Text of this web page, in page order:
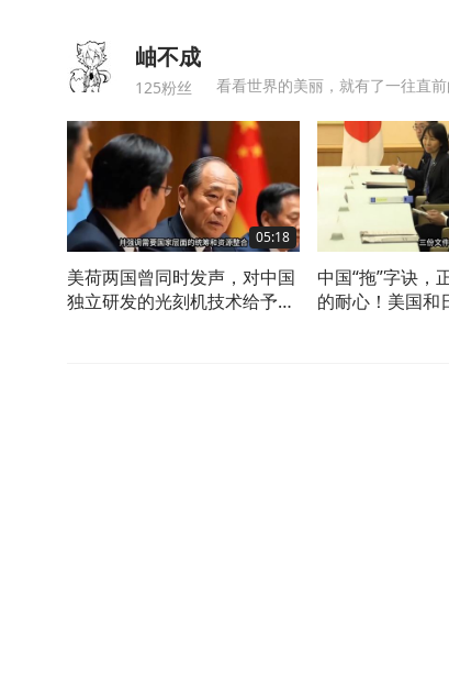
岫不成
125粉丝 看看世界的美丽，就有了一往直
05:18
美荷两国曾同时发声，对中国
独立研发的光刻机技术给予了
中国“拖”字诀，
的耐心！美国和